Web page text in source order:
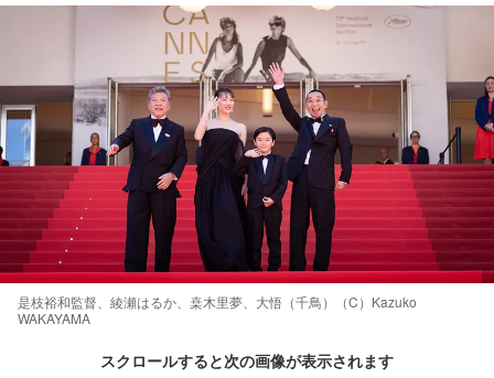
是枝裕和監督、綾瀬はるか、桒木里夢、大悟（千鳥）（C）Kazuko
WAKAYAMA
スクロールすると次の画像が表示されます